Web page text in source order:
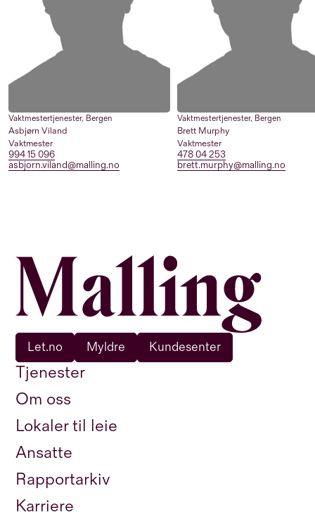
Vaktmestertjenester, Bergen
Asbjørn Viland
Vaktmester
994 15 096
asbjorn.viland@malling.no
Vaktmestertjenester, Bergen
Brett Murphy
Vaktmester
478 04 253
brett.murphy@malling.no
Tjenester
Om oss
Lokaler til leie
Ansatte
Rapportarkiv
Karriere
Let.no Myldre Kundesenter